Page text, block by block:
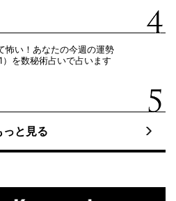
怖い！あなたの今週の運勢
）を数秘術占いで占います
っと見る